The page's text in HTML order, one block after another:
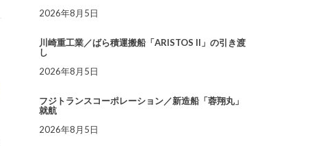
2026年8月5日
川崎重工業／ばら積運搬船「ARISTOS II」の引き渡
し
2026年8月5日
フジトランスコーポレーション／新造船「蓉翔丸」
就航
2026年8月5日